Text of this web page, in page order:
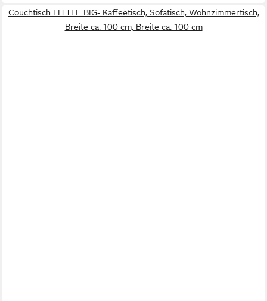
Couchtisch LITTLE BIG- Kaffeetisch, Sofatisch, Wohnzimmertisch,
Breite ca. 100 cm, Breite ca. 100 cm